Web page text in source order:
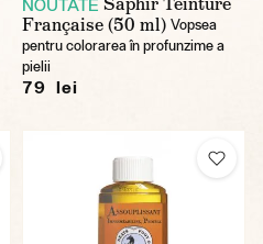
NOUTATE
Française (50 ml) Vopsea
pentru colorarea în profunzime a
pielii
79 lei